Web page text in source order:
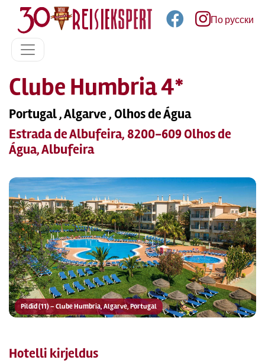
По русски
Clube Humbria 4*
Portugal , Algarve , Olhos de Água
Estrada de Albufeira, 8200-609 Olhos de
Água, Albufeira
Pildid (11) – Clube Humbria, Algarve, Portugal
Hotelli kirjeldus